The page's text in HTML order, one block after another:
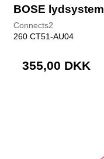
BOSE lydsystem
Connects2
260 CT51-AU04
355,00 DKK